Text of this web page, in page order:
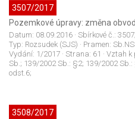
3507/2017
Pozemkové úpravy: změna
Datum: 08.09.2016 · Sbírkové č.:
Typ: Rozsudek (SJS) · Pramen:
Vydání: 1/2017 · Strana: 61 · Vztah
Sb.; 139/2002 Sb.: §2; 139/2002
odst.6;
3508/2017